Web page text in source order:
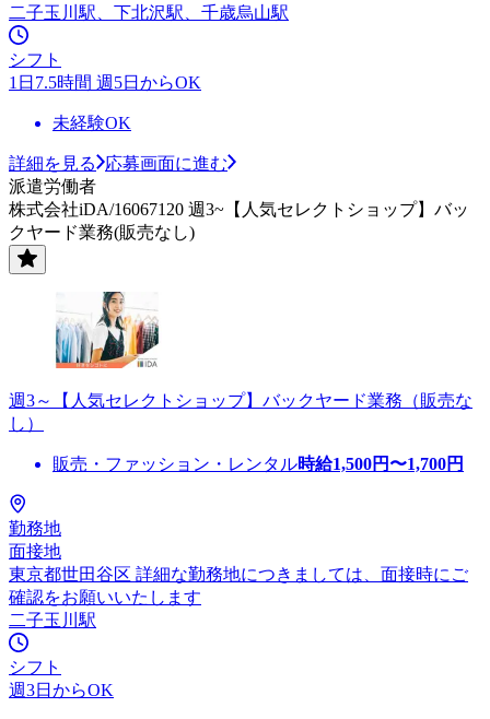
二子玉川駅、下北沢駅、千歳烏山駅
シフト
1日7.5時間 週5日からOK
未経験OK
詳細を見る
応募画面に進む
派遣労働者
株式会社iDA/16067120 週3~【人気セレクトショップ】バッ
クヤード業務(販売なし)
週3～【人気セレクトショップ】バックヤード業務（販売な
し）
販売・ファッション・レンタル時給1,500円〜1,700円
勤務地
面接地
東京都世田谷区 詳細な勤務地につきましては、面接時にご
確認をお願いいたします
二子玉川駅
シフト
週3日からOK